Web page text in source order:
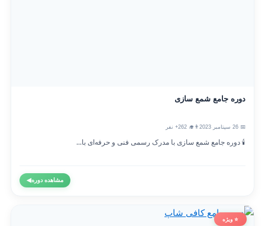
دوره جامع شمع سازی
👨‍🎓 262+ نفر
🕯️ دوره جامع شمع سازی با مدرک رسمی فنی و حرفه‌ای با...
مشاهده دوره◀
⭐ ویژه